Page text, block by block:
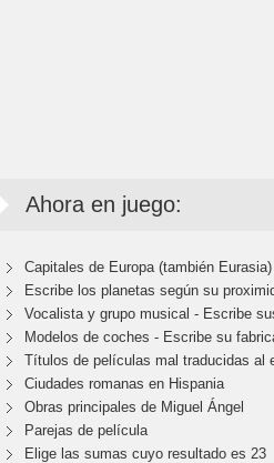
Ahora en juego:
Capitales de Europa (también Eurasia)
Escribe los planetas según su
Vocalista y grupo musical - Escribe
Modelos de coches - Escribe su
Títulos de películas mal traducidas al
Ciudades romanas en Hispania
Obras principales de Miguel Ángel
Parejas de película
Elige las sumas cuyo resultado es 23